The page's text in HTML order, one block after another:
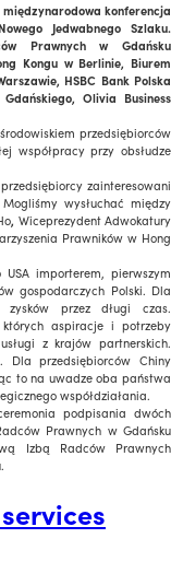
konferencja
Jedwabnego Szlaku.
Prawnych w Gdańsku
Kongu w Berlinie, Biurem
HSBC Bank Polska
Olivia Business
przedsiębiorców
współpracy przy obsłudze
zainteresowani
wysłuchać między
, Wiceprezydent Adwokatury
Prawników w Hong
importerem, pierwszym
gospodarczych Polski. Dla
przez długi czas.
aspiracje i potrzeby
z krajów partnerskich.
Dla przedsiębiorców Chiny
to na uwadze oba państwa
współdziałania.
podpisania dwóch
Prawnych w Gdańsku
Izbą Radców Prawnych